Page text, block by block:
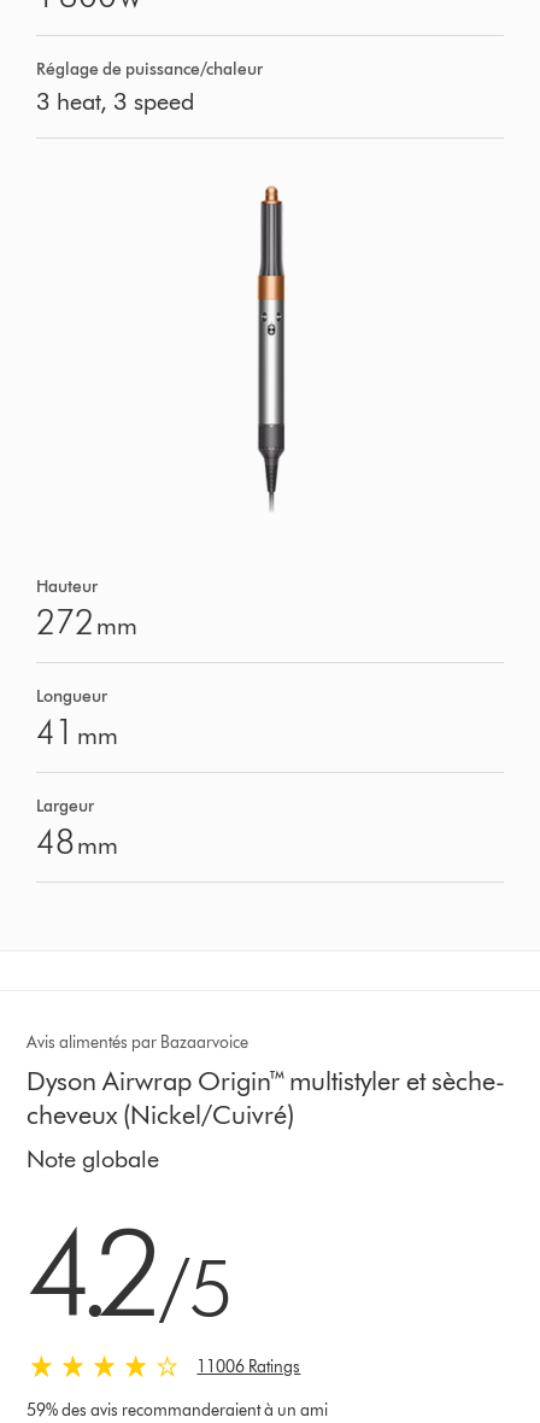
Réglage de puissance/chaleur
3 heat, 3 speed
Hauteur
272 mm
Longueur
41 mm
Largeur
48mm
Avis alimentés par Bazaarvoice
Dyson Airwrap Origin™ multistyler et sèche-
cheveux (Nickel/Cuivré)
Note globale
4.2/5
11006 Ratings
59% des avis recommanderaient à un ami